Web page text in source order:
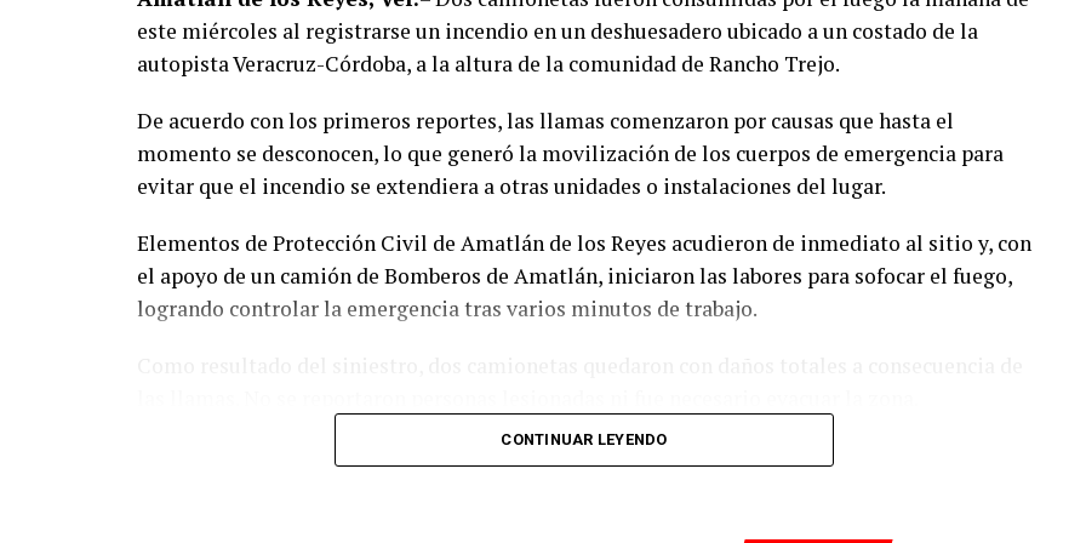
conocer corresponde únicamente a seis de ellos. Hasta el momento, las autoridades no han
informado la situación jurídica del séptimo implicado.
El caso evidenció presuntas irregularidades dentro de la corporación policiaca y motivó la
intervención de autoridades estatales y federales, en un contexto de reforzamiento de las
investigaciones contra servidores públicos relacionados con actividades ilícitas en la región
de las Altas Montañas.
La sentencia representa uno de los primeros fallos derivados de aquel operativo y confirma
la responsabilidad penal de los exuniformados por delitos relacionados con la posesión de
droga y el incumplimiento de sus funciones como servidores públicos.
este miércoles al registrarse un incendio en un deshuesadero ubicado a un costado de la
autopista Veracruz-Córdoba, a la altura de la comunidad de Rancho Trejo.
De acuerdo con los primeros reportes, las llamas comenzaron por causas que hasta el
momento se desconocen, lo que generó la movilización de los cuerpos de emergencia para
evitar que el incendio se extendiera a otras unidades o instalaciones del lugar.
Elementos de Protección Civil de Amatlán de los Reyes acudieron de inmediato al sitio y, con
el apoyo de un camión de Bomberos de Amatlán, iniciaron las labores para sofocar el fuego,
logrando controlar la emergencia tras varios minutos de trabajo.
CONTINUAR LEYENDO